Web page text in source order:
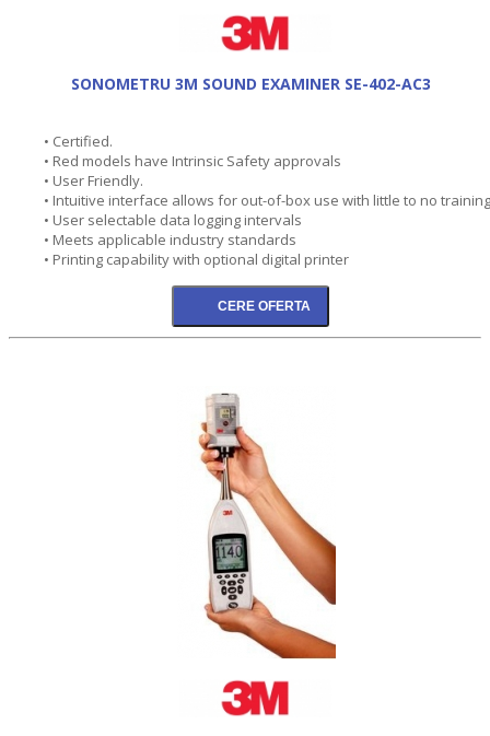
SONOMETRU 3M SOUND EXAMINER SE-402-AC3
• Certified.
• Red models have Intrinsic Safety approvals
• User Friendly.
• Intuitive interface allows for out-of-box use with little to no training
• User selectable data logging intervals
• Meets applicable industry standards
• Printing capability with optional digital printer